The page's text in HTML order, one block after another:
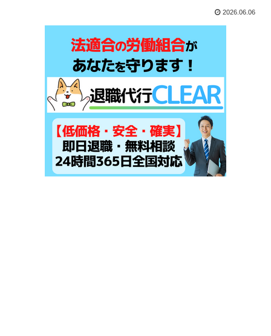
2026.06.06